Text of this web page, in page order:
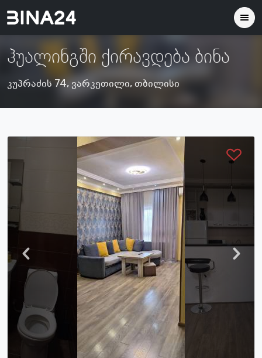
ჰუალინგში ქირავდება ბინა
კუპრაძის 74, ვარკეთილი, თბილისი